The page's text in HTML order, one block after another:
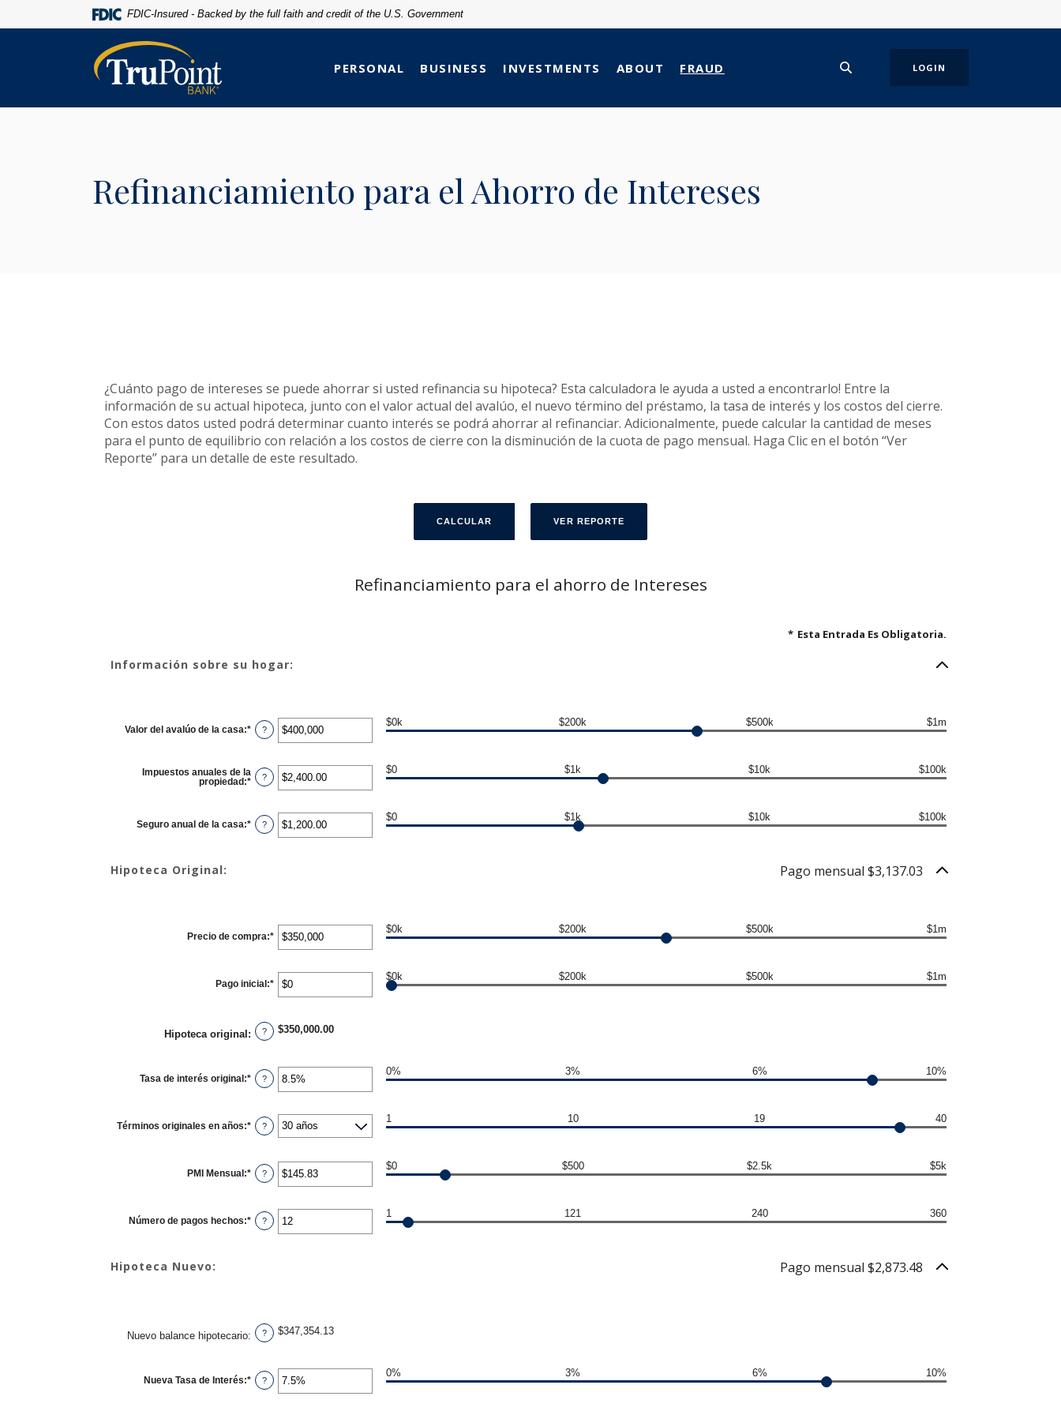
Skip
Skip
Acrobat
higher
FDIC-Insured - Backed by the full faith and credit of the U.S. Government
TruPoint Bank
PERSONAL BUSINESS INVESTMENTS ABOUT FRAUD LOGIN
Refinanciamiento para el Ahorro de Intereses
¿Cuánto pago de intereses se puede ahorrar si usted refinancia su hipoteca? Esta calculadora le ayuda a usted a encontrarlo! Entre la
información de su actual hipoteca, junto con el valor actual del avalúo, el nuevo término del préstamo, la tasa de interés y los costos del cierre.
Con estos datos usted podrá determinar cuanto interés se podrá ahorrar al refinanciar. Adicionalmente, puede calcular la cantidad de meses
para el punto de equilibrio con relación a los costos de cierre con la disminución de la cuota de pago mensual. Haga Clic en el botón “Ver
Reporte” para un detalle de este resultado.
Refinanciamiento para el ahorro de Intereses
* Esta Entrada Es Obligatoria.
Información sobre su hogar:
Valor del avalúo de la casa:* Ingresa
un
$0
y
$250,000,000
?
$0k $200k $500k $1m
Impuestos anuales de la
propiedad :* Ingresa
$0.00
y
$100,000.00
?
$0 $1k $10k $100k
Seguro anual de la casa:* Ingresa
un
?
$0 $1k $10k $100k
Hipoteca Original: Pago mensual $3,137.03
Precio de compra:* Ingresa
$0
$0k $200k $500k $1m
Pago inicial :* Ingresa
$0
y
$0k $200k $500k $1m
Hipoteca original : ? $350,000.00
Tasa de interés original :* Ingresa
un
0%
y
50%
?
0% 3% 6% 10%
Términos originales en años:* ?
1 10 19 40
PMI Mensual :* Ingresa
un
$0.00
y
$5,000.00
?
$0 $500 $2.5k $5k
Número de pagos hechos:* Ingresa
un
?
1 121 240 360
Hipoteca Nuevo: Pago mensual $2,873.48
Nuevo balance hipotecario: ? $347,354.13
Nueva Tasa de Interés:* Ingresa
un
?
0% 3% 6% 10%